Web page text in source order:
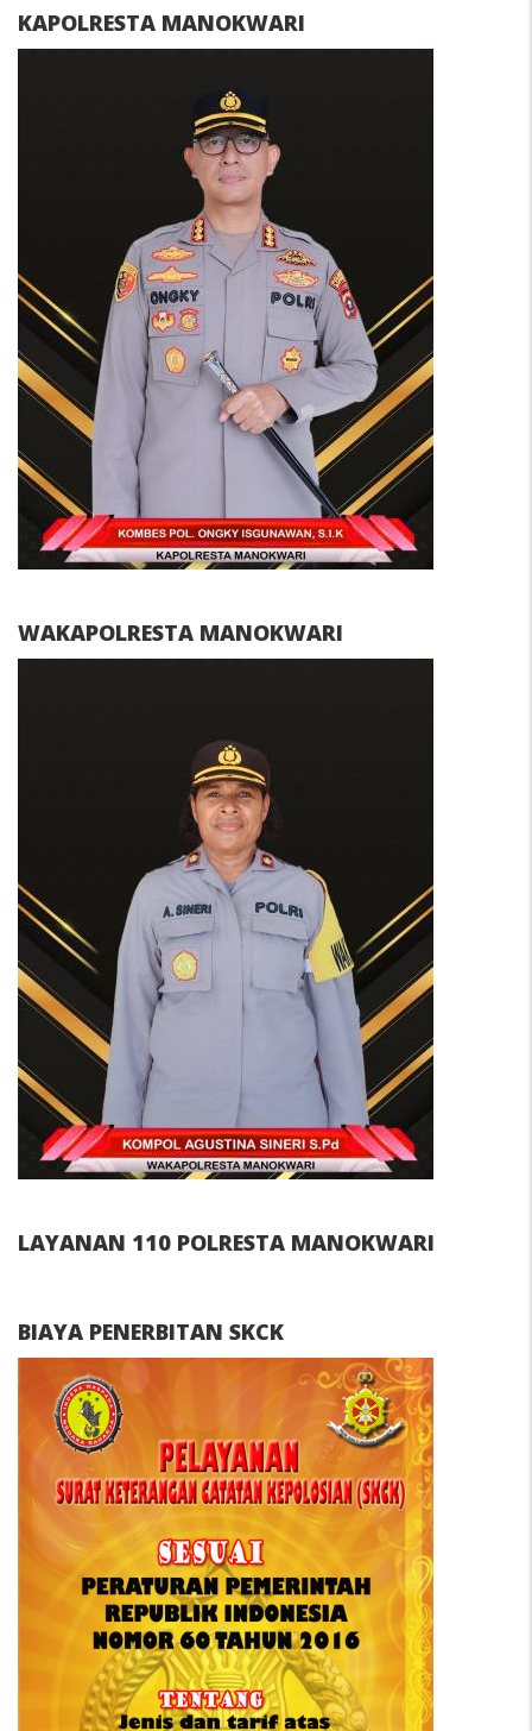
KAPOLRESTA MANOKWARI
WAKAPOLRESTA MANOKWARI
LAYANAN 110 POLRESTA MANOKWARI
BIAYA PENERBITAN SKCK